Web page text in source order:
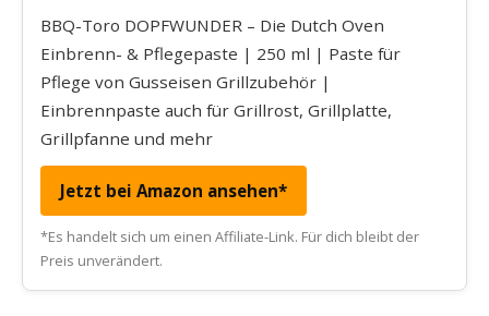
BBQ-Toro DOPFWUNDER – Die Dutch Oven
Einbrenn- & Pflegepaste | 250 ml | Paste für
Pflege von Gusseisen Grillzubehör |
Einbrennpaste auch für Grillrost, Grillplatte,
Grillpfanne und mehr
Jetzt bei Amazon ansehen*
*Es handelt sich um einen Affiliate-Link. Für dich bleibt der
Preis unverändert.